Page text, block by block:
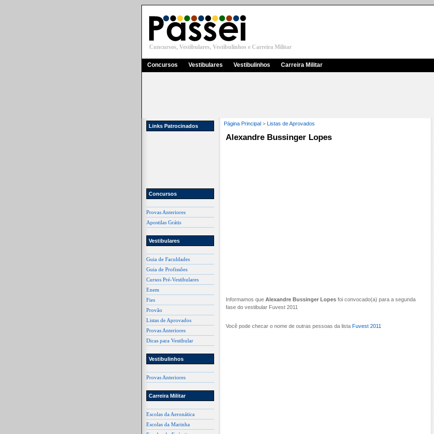
Cuncursos, Vestibulares, Vestibulinhos e Carreira Militar
Concursos Vestibulares Vestibulinhos Carreira Militar
Links Patrocinados
Concursos
Provas Anteriores
Apostilas Grátis
Vestibulares
Guia de Faculdades
Guia de Profissões
Cursos Pré-Vestibulares
Enem
Fies
Provão
Listas de Aprovados
Provas Anteriores
Dicas para Vestibular
Vestibulinhos
Provas Anteriores
Carreira Militar
Escolas da Aeronática
Escolas da Marinha
Página Principal > Listas de Aprovados
Alexandre Bussinger Lopes
Informamos que Alexandre Bussinger Lopes foi convocado(a) para a segunda
fase do vestibular Fuvest 2011
Você pode checar o nome de outras pessoas da lista Fuvest 2011